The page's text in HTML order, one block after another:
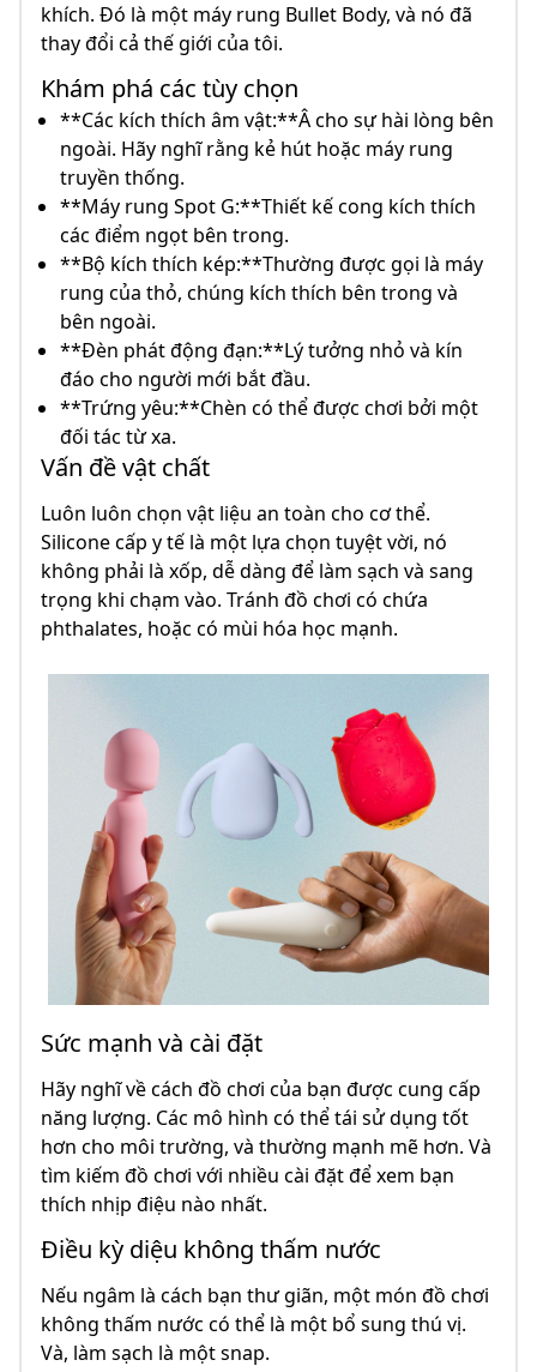
khích. Đó là một máy rung Bullet Body, và nó đã
thay đổi cả thế giới của tôi.
Khám phá các tùy chọn
**Các kích thích âm vật:**Â cho sự hài lòng bên
ngoài. Hãy nghĩ rằng kẻ hút hoặc máy rung
truyền thống.
**Máy rung Spot G:**Thiết kế cong kích thích
các điểm ngọt bên trong.
**Bộ kích thích kép:**Thường được gọi là máy
rung của thỏ, chúng kích thích bên trong và
bên ngoài.
**Đèn phát động đạn:**Lý tưởng nhỏ và kín
đáo cho người mới bắt đầu.
**Trứng yêu:**Chèn có thể được chơi bởi một
đối tác từ xa.
Vấn đề vật chất
Luôn luôn chọn vật liệu an toàn cho cơ thể.
Silicone cấp y tế là một lựa chọn tuyệt vời, nó
không phải là xốp, dễ dàng để làm sạch và sang
trọng khi chạm vào. Tránh đồ chơi có chứa
phthalates, hoặc có mùi hóa học mạnh.
Sức mạnh và cài đặt
Hãy nghĩ về cách đồ chơi của bạn được cung cấp
năng lượng. Các mô hình có thể tái sử dụng tốt
hơn cho môi trường, và thường mạnh mẽ hơn. Và
tìm kiếm đồ chơi với nhiều cài đặt để xem bạn
thích nhịp điệu nào nhất.
Điều kỳ diệu không thấm nước
Nếu ngâm là cách bạn thư giãn, một món đồ chơi
không thấm nước có thể là một bổ sung thú vị.
Và, làm sạch là một snap.